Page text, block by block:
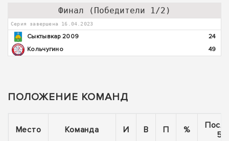
Финал (Победители 1/2)
Серия завершена 16.04.2023
Сыктывкар 2009
24
Кольчугино
49
ПОЛОЖЕНИЕ КОМАНД
Место Команда И В П %
5